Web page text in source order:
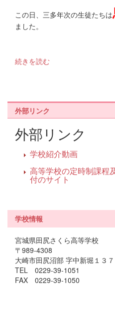
この日、三多年次の生徒たちは
ました。
続きを読む
外部リンク
外部リンク
学校紹介動画
高等学校の定時制課程
付のサイト
学校情報
宮城県田尻さくら高等学校
〒989-4308
大崎市田尻沼部 字中新堀１３７
TEL 0229-39-1051
FAX 0229-39-1050